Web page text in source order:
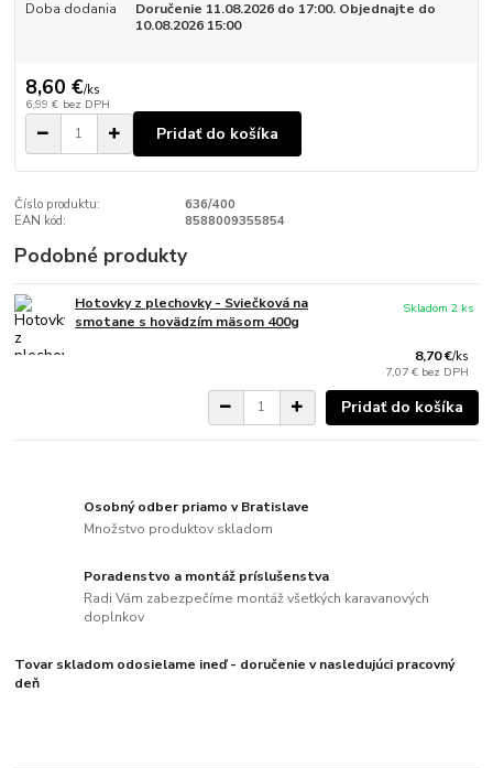
Doba dodania
Doručenie 11.08.2026 do 17:00. Objednajte do
10.08.2026 15:00
8,60 €/ks
6,99 € bez DPH
Pridať do košíka
Číslo produktu:
636/400
EAN kód:
8588009355854
Podobné produkty
Hotovky z plechovky - Sviečková na
smotane s hovädzím mäsom 400g
8,70 €/ks
7,07 € bez DPH
Skladom 2 ks
Pridať do košíka
Osobný odber priamo v Bratislave
Množstvo produktov skladom
Poradenstvo a montáž príslušenstva
Radi Vám zabezpečíme montáž všetkých karavanových
doplnkov
Tovar skladom odosielame ineď - doručenie v nasledujúci pracovný
deň